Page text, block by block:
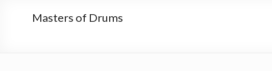
Masters of Drums